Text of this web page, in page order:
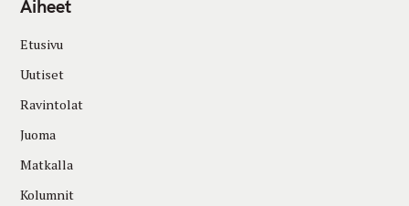
Aiheet
Etusivu
Uutiset
Ravintolat
Juoma
Matkalla
Kolumnit